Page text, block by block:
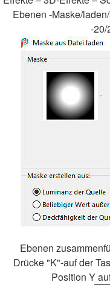
Ebenen -Maske/
-20/
Ebenen
Drücke "K"-auf der
Position Y